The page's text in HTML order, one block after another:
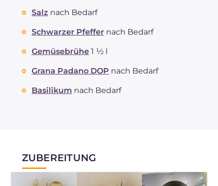
Salz nach Bedarf
Schwarzer Pfeffer nach Bedarf
Gemüsebrühe 1 ½ l
Grana Padano DOP nach Bedarf
Basilikum nach Bedarf
ZUBEREITUNG